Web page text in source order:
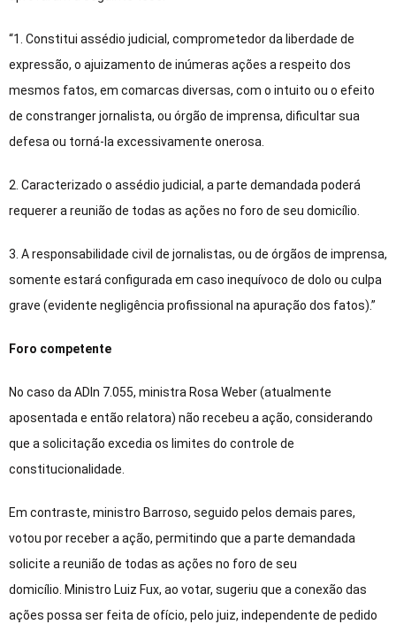
“1. Constitui assédio judicial, comprometedor da liberdade de
expressão, o ajuizamento de inúmeras ações a respeito dos
mesmos fatos, em comarcas diversas, com o intuito ou o efeito
de constranger jornalista, ou órgão de imprensa, dificultar sua
defesa ou torná-la excessivamente onerosa.
2. Caracterizado o assédio judicial, a parte demandada poderá
requerer a reunião de todas as ações no foro de seu domicílio.
3. A responsabilidade civil de jornalistas, ou de órgãos de imprensa,
somente estará configurada em caso inequívoco de dolo ou culpa
grave (evidente negligência profissional na apuração dos fatos).”
Foro competente
No caso da ADIn 7.055, ministra Rosa Weber (atualmente
aposentada e então relatora) não recebeu a ação, considerando
que a solicitação excedia os limites do controle de
constitucionalidade.
Em contraste, ministro Barroso, seguido pelos demais pares,
votou por receber a ação, permitindo que a parte demandada
solicite a reunião de todas as ações no foro de seu
domicílio. Ministro Luiz Fux, ao votar, sugeriu que a conexão das
ações possa ser feita de ofício, pelo juiz, independente de pedido